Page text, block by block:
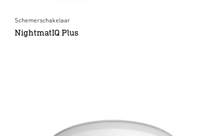
Schemerschakelaar
NightmatIQ Plus